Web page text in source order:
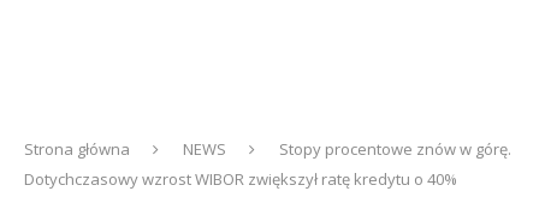
Strona główna NEWS
Stopy procentowe znów w górę.
Dotychczasowy wzrost WIBOR zwiększył ratę kredytu o 40%